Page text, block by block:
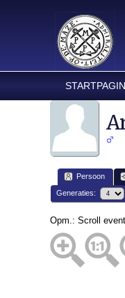
Persoon
Generaties:
Opm.: Scroll